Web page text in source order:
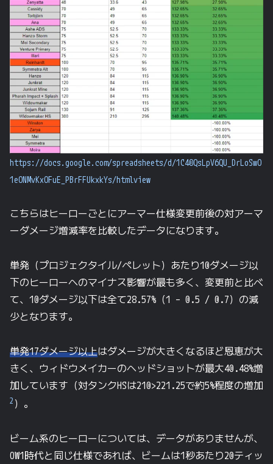
https://docs.google.com/spreadsheets/d/1C40QsLpV6QU_DrLoSwO
1eONMvKxOFuE_PBrFFUkxkYs/htmlview
こちらはヒーローごとにアーマー仕様変更前後の対アーマ
ーダメージ増減率を比較したデータになります。
単発（プロジェクタイル/ペレット）あたり10ダメージ以
下のヒーローへのマイナス影響が最も多く、変更前と比べ
て、10ダメージ以下は全て28.57%（1 – 0.5 / 0.7）の減
少となります。
単発17ダメージ以上はダメージが大きくなるほど恩恵が大
きく、ウィドウメイカーのヘッドショットが最大40.48%増
加しています（対タンクHSは210>221.25で約5%程度の増加
2 ）。
ビーム系のヒーローについては、データがありませんが、
OW1時代と同じ仕様であれば、ビームは1秒あたり20ティッ